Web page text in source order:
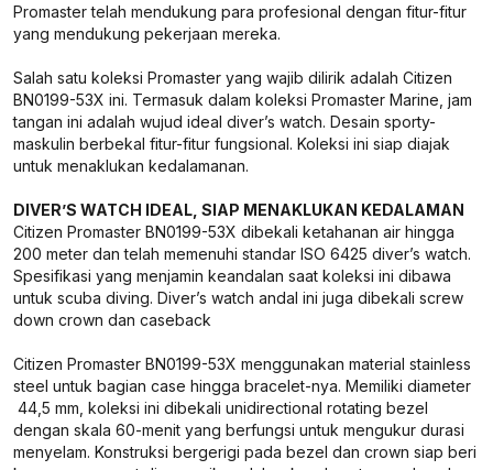
Promaster telah mendukung para profesional dengan fitur-fitur
yang mendukung pekerjaan mereka.
Salah satu koleksi Promaster yang wajib dilirik adalah Citizen
BN0199-53X ini. Termasuk dalam koleksi Promaster Marine, jam
tangan ini adalah wujud ideal diver’s watch. Desain sporty-
maskulin berbekal fitur-fitur fungsional. Koleksi ini siap diajak
untuk menaklukan kedalamanan.
DIVER’S WATCH IDEAL, SIAP MENAKLUKAN KEDALAMAN
Citizen Promaster BN0199-53X dibekali ketahanan air hingga
200 meter dan telah memenuhi standar ISO 6425 diver’s watch.
Spesifikasi yang menjamin keandalan saat koleksi ini dibawa
untuk scuba diving. Diver’s watch andal ini juga dibekali screw
down crown dan caseback
Citizen Promaster BN0199-53X menggunakan material stainless
steel untuk bagian case hingga bracelet-nya. Memiliki diameter
44,5 mm, koleksi ini dibekali unidirectional rotating bezel
dengan skala 60-menit yang berfungsi untuk mengukur durasi
menyelam. Konstruksi bergerigi pada bezel dan crown siap beri